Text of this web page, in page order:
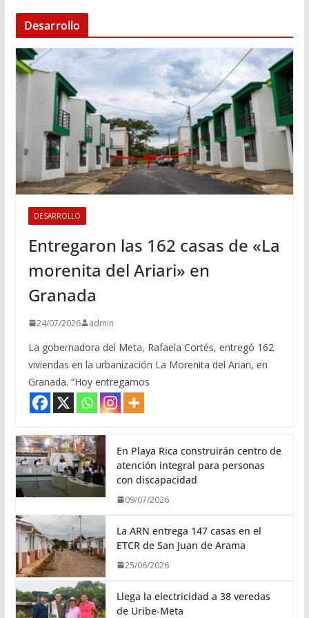
Desarrollo
DESARROLLO
Entregaron las 162 casas de «La
morenita del Ariari» en
Granada
24/07/2026 admin
La gobernadora del Meta, Rafaela Cortés, entregó 162
viviendas en la urbanización La Morenita del Ariari, en
Granada. “Hoy entregamos
En Playa Rica construirán centro de
atención integral para personas
con discapacidad
09/07/2026
La ARN entrega 147 casas en el
ETCR de San Juan de Arama
25/06/2026
Llega la electricidad a 38 veredas
de Uribe-Meta